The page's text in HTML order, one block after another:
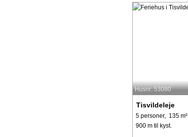
Husnr: 53080
Tisvildeleje
5 personer, 135 m²
900 m til kyst.